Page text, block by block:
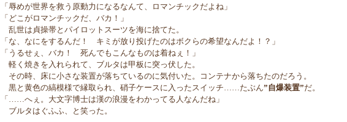
「辱めが世界を救う原動力になるなんて、ロマンチックだよね」
「どこがロマンチックだ、バカ！」
乱世は貞操帯とパイロットスーツを海に捨てた。
「な、なにをするんだ！ キミが放り投げたのはボクらの希望なんだよ！？」
「うるせぇ、バカ！ 死んでもこんなものは着ねぇ！」
軽く焼きを入れられて、ブルタは甲板に突っ伏した。
その時、床に小さな装置が落ちているのに気付いた。コンテナから落ちたのだろう。
黒と黄色の縞模様で縁取られ、硝子ケースに入ったスイッチ……たぶん”自爆装置”だ。
「……へぇ。大文字博士は漢の浪漫をわかってる人なんだね」
ブルタはぐふふ、と笑った。